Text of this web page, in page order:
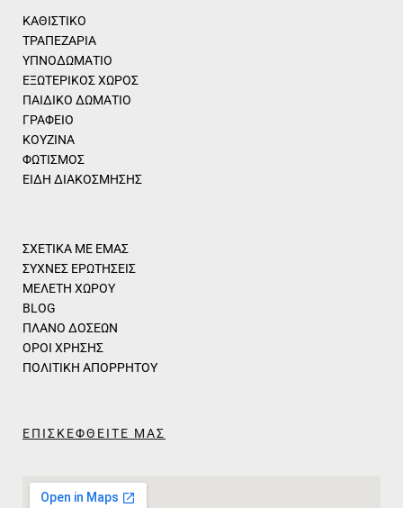
ΚΑΘΙΣΤΙΚΟ
ΤΡΑΠΕΖΑΡΙΑ
ΥΠΝΟΔΩΜΑΤΙΟ
ΕΞΩΤΕΡΙΚΟΣ ΧΩΡΟΣ
ΠΑΙΔΙΚΟ ΔΩΜΑΤΙΟ
ΓΡΑΦΕΙΟ
ΚΟΥΖΙΝΑ
ΦΩΤΙΣΜΟΣ
ΕΙΔΗ ΔΙΑΚΟΣΜΗΣΗΣ
ΣΧΕΤΙΚΑ ΜΕ ΕΜΑΣ
ΣΥΧΝΕΣ ΕΡΩΤΗΣΕΙΣ
ΜΕΛΕΤΗ ΧΩΡΟΥ
BLOG
ΠΛΑΝΟ ΔΟΣΕΩΝ
ΟΡΟΙ ΧΡΗΣΗΣ
ΠΟΛΙΤΙΚΗ ΑΠΟΡΡΗΤΟΥ
ΕΠΙΣΚΕΦΘΕΙΤΕ ΜΑΣ